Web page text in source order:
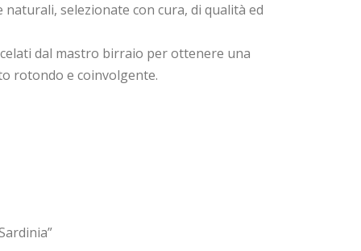
selezionate con cura, di qualità ed
dal mastro birraio per ottenere una
rotondo e coinvolgente.